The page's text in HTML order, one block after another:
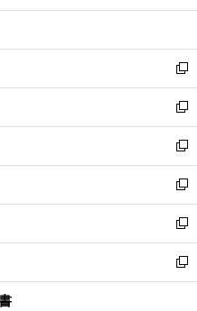
開
ウ
開
く
ン
ウ
で
開
く
ウ
ン
ド
ウ
で
開
く
新
し
い
ウ
ィ
ン
ド
ウ
で
開
く
新
し
い
ウ
ィ
ン
ド
ウ
で
開
新
し
い
ウ
ィ
ン
ド
ウ
新
し
い
ウ
ィ
ン
新
し
い
ウ
新
し